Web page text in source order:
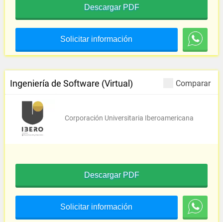
Descargar PDF
Solicitar información
Comparar
Ingeniería de Software (Virtual)
Corporación Universitaria Iberoamericana
Descargar PDF
Solicitar información